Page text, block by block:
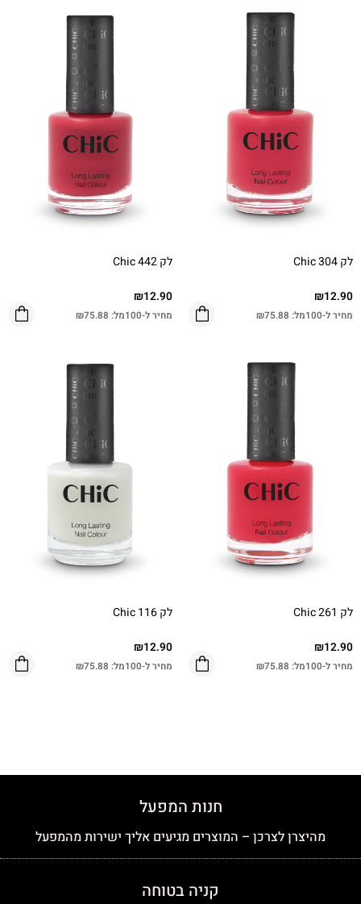
לק Chic 304
₪12.90
מחיר ל-100מל: ₪75.88
לק Chic 442
₪12.90
מחיר ל-100מל: ₪75.88
לק Chic 261
₪12.90
מחיר ל-100מל: ₪75.88
לק Chic 116
₪12.90
מחיר ל-100מל: ₪75.88
חנות המפעל
מהיצרן לצרכן – המוצרים מגיעים אליך ישירות מהמפעל
קניה בטוחה